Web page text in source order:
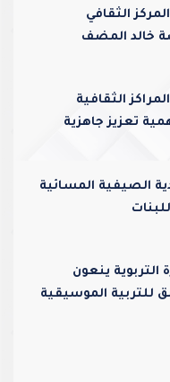
الثقافي
خالد المضف
الثقافية
تعزيز جاهزية
الصيفية المسائية
التربوية ينعون
للتربية الموسيقية